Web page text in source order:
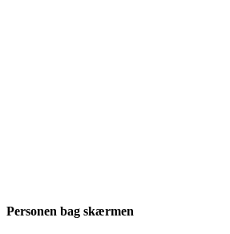
Personen bag skærmen